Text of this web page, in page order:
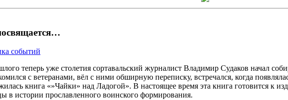
событий
теперь уже столетия сортавальский журналист Владимир Судаков начал
с ветеранами, вёл с ними обширную переписку, встречался, когда
книга «»Чайки» над Ладогой». В настоящее время эта книга готовится к
в истории прославленного воинского формирования.